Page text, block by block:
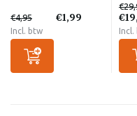
€4,95 €1,99
Incl. btw Incl.